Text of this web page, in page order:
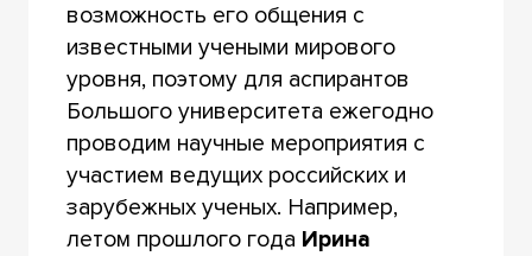
возможность его общения с
известными учеными мирового
уровня, поэтому для аспирантов
Большого университета ежегодно
проводим научные мероприятия с
участием ведущих российских и
зарубежных ученых. Например,
летом прошлого года Ирина